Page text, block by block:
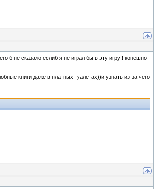
б не сказало еслиб я не играл бы в эту игру!! конешно
книги даже в платных туалетах))и узнать из-за чего